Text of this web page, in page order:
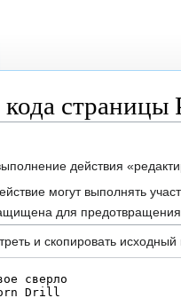
страницы
действия
могут выполнять
для предотвращения
и скопировать исходный